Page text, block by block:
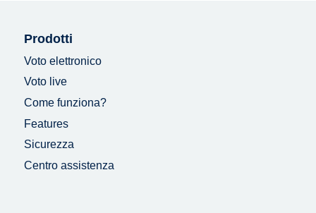
Prodotti
Voto elettronico
Voto live
Come funziona?
Features
Sicurezza
Centro assistenza